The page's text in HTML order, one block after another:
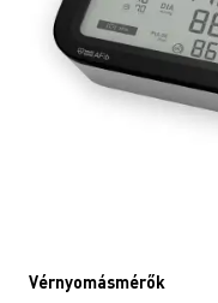
Vérnyomásmérők